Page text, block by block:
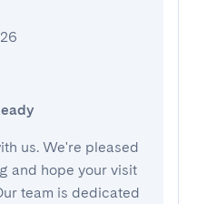
us. We're pleased
and hope your visit
team is dedicated